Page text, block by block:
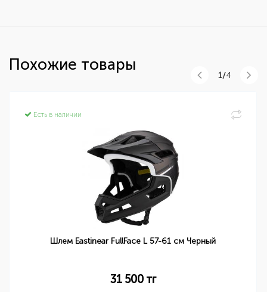
Похожие товары
Есть в наличии
Шлем Eastinear FullFace L 57-61 см Черный
31 500тг
1/4